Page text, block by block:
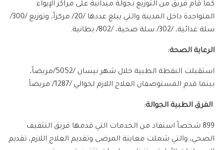
كما قام فريق من التوزيع بجولة ميدانية على مراكز الإيواء
المتواجدة داخل المدينة والتي يبلغ عددها /20/ مركزاً، وتوزيع /300/
سلة غذائية، /302/ سلة صحية، /802/ بطانية.
الرعاية الصحة:
استقبلت النقطة الطبية خلال شهر نيسان /5052/مريضاً،
بينما قدم المستوصفان العلاج اللازم لحوالي /1287/ مريضاً.
الفرق الطبية الجوالة:
899 شخصاً استفاد من الخدمات التي قدمها فريق التثقيف
الصحي، والتي شملت معاينة المرضى وتقديم العلاج اللازم، تقديم